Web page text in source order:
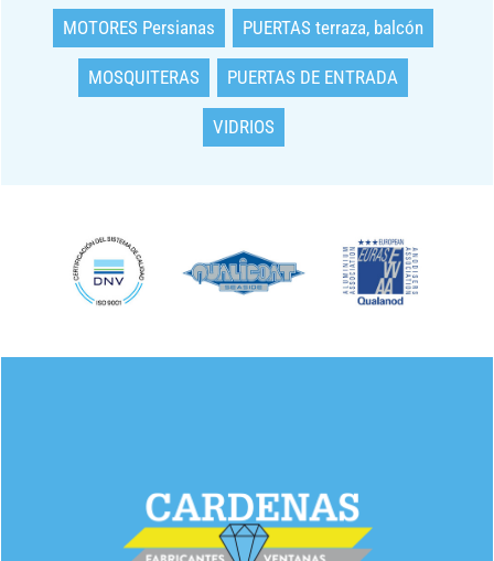
MOTORES Persianas PUERTAS terraza, balcón
MOSQUITERAS PUERTAS DE ENTRADA
VIDRIOS